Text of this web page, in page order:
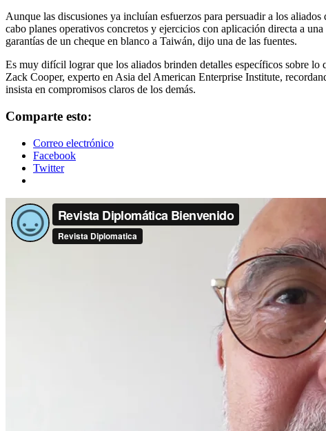
Aunque las discusiones ya incluían esfuerzos para persuadir a los
cabo planes operativos concretos y ejercicios con aplicación directa a
garantías de un cheque en blanco a Taiwán, dijo una de las fuentes.
Es muy difícil lograr que los aliados brinden detalles específicos sobre
Zack Cooper, experto en Asia del American Enterprise Institute,
insista en compromisos claros de los demás.
Comparte esto:
Correo electrónico
Facebook
Twitter